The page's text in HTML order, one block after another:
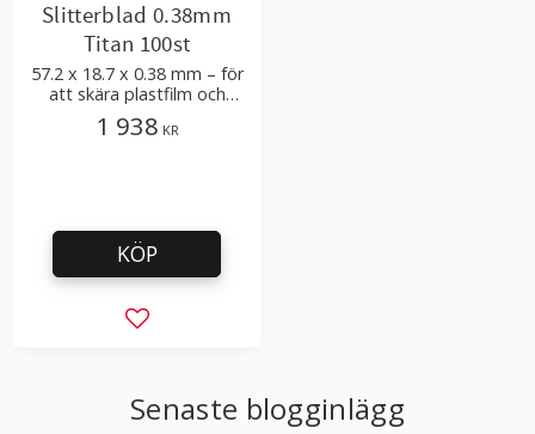
Slitterblad 0.38mm
Titan 100st
57.2 x 18.7 x 0.38 mm – för
att skära plastfilm och
plastfolie med få tillsatser
1 938 KR
Lägg till i favoriter
KÖP
Senaste blogginlägg